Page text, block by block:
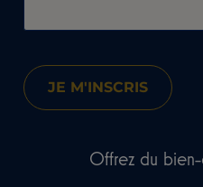
Offrez du